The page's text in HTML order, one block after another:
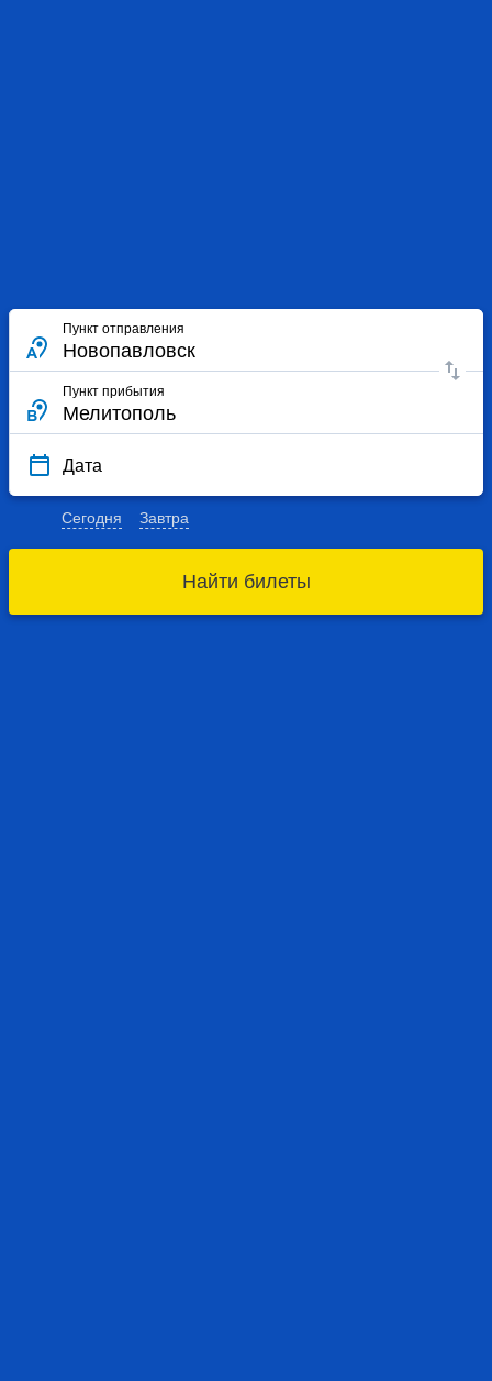
Пункт отправления
Пункт прибытия
Дата
Сегодня Завтра
Найти билеты